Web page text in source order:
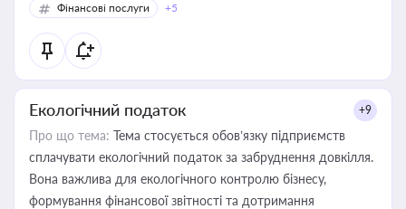
Фінансові послуги
+5
Екологічний податок +9
Про що тема: Тема стосується обов’язку підприємств
сплачувати екологічний податок за забруднення довкілля.
Вона важлива для екологічного контролю бізнесу,
формування фінансової звітності та дотримання